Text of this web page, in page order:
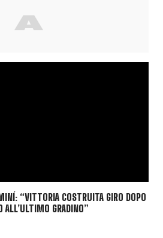
“VITTORIA COSTRUITA GIRO DOPO
ALL’ULTIMO GRADINO”